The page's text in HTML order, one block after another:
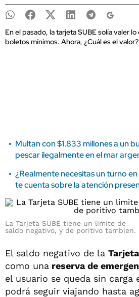
En el pasado, la tarjeta SUBE solía valer
boletos mínimos. Ahora, ¿Cuál es el valor?
Multan con $1.833 millones a un
pescar ilegalmente en el mar
¿Realmente necesitas un turno
te cuenta sobre la atención
La Tarjeta SUBE tiene un limite de
saldo negativo, y de poritivo tambien.
El saldo negativo de la
como una reserva de
el usuario se queda sin carga
podrá seguir viajando hasta